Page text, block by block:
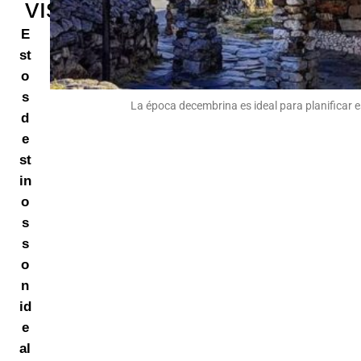
visitar
E
st
o
s
d
e
st
in
o
s
s
o
n
id
e
al
La época decembrina es ideal para planificar